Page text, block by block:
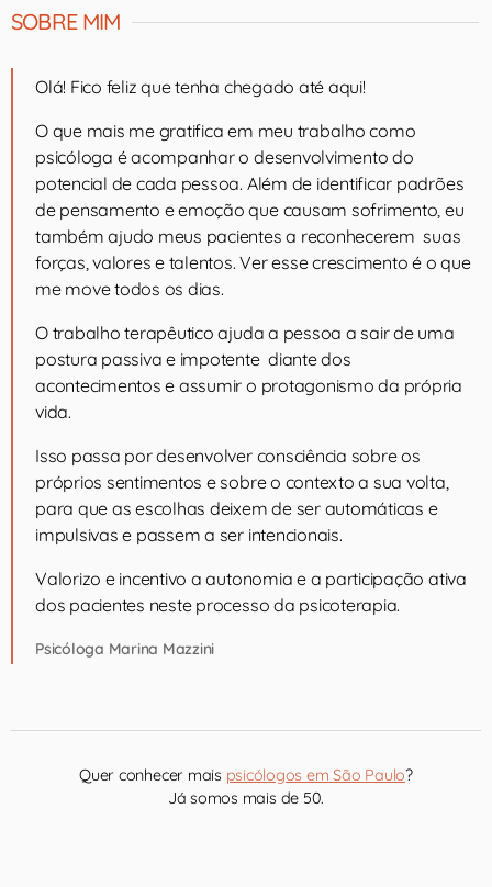
SOBRE MIM
Olá! Fico feliz que tenha chegado até aqui!
O que mais me gratifica em meu trabalho como
psicóloga é acompanhar o desenvolvimento do
potencial de cada pessoa. Além de identificar padrões
de pensamento e emoção que causam sofrimento, eu
também ajudo meus pacientes a reconhecerem suas
forças, valores e talentos. Ver esse crescimento é o que
me move todos os dias.
O trabalho terapêutico ajuda a pessoa a sair de uma
postura passiva e impotente diante dos
acontecimentos e assumir o protagonismo da própria
vida.
Isso passa por desenvolver consciência sobre os
próprios sentimentos e sobre o contexto a sua volta,
para que as escolhas deixem de ser automáticas e
impulsivas e passem a ser intencionais.
Valorizo e incentivo a autonomia e a participação ativa
dos pacientes neste processo da psicoterapia.
Psicóloga Marina Mazzini
Quer conhecer mais psicólogos em São Paulo?
Já somos mais de 50.